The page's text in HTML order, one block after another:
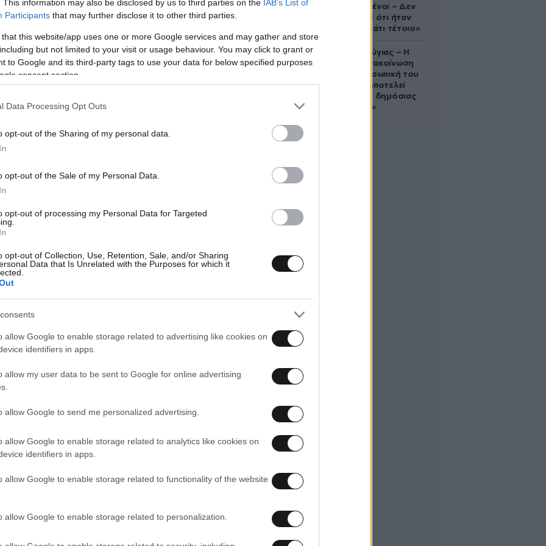
This information may also be disclosed by us to third parties on the IAB’s List of
Participants that may further disclose it to other third parties.
that this website/app uses one or more Google services and may gather and store
but not limited to your visit or usage behaviour. You may click to grant or
to Google and its third-party tags to use your data for below specified purposes
consent section.
Data Processing Opt Outs
opt-out of the Sharing of my personal data.
opt-out of the Sale of my Personal Data.
opt-out of processing my Personal Data for Targeted
opt-out of Collection, Use, Retention, Sale, and/or Sharing
Data that Is Unrelated with the Purposes for which it
allow Google to enable storage related to advertising like cookies on
identifiers in apps.
allow my user data to be sent to Google for online advertising
allow Google to send me personalized advertising.
allow Google to enable storage related to analytics like cookies on
identifiers in apps.
allow Google to enable storage related to functionality of the website
allow Google to enable storage related to personalization.
στρατόπεδο περιμένουν την ενεργοποίηση
καθυστερήσει τη μεταφορά του
Αρχή, ότι οι εκτάσεις που θα
ήδη εντοπιστεί, δεν έχει πραγματοποιηθεί
οι σχετικές αποφάσεις. Δεν
που θα αφορά και τα υποστηρικτικά έργα.
συντετριμμένοι – Δεν
έδειξε ποτέ ότι ήταν
ικανός για κάτι τέτοιο»
Χρίστος Κούγιας – Η
αυστηρή ανακοίνωση
για την προσωπική του
ζωή: «Δεν αποτελεί
αντικείμενο δημόσιας
συζήτησης»